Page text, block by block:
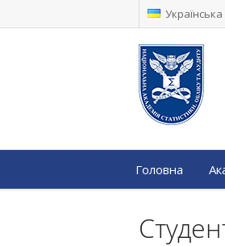
Українська
Головна